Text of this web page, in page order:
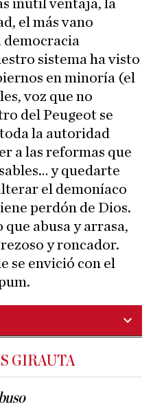
inútil ventaja, la
el más vano
democracia
sistema ha visto
en minoría (el
voz que no
del Peugeot se
la autoridad
a las reformas que
y quedarte
el demoníaco
perdón de Dios.
que abusa y arrasa,
y roncador.
se envició con el
GIRAUTA